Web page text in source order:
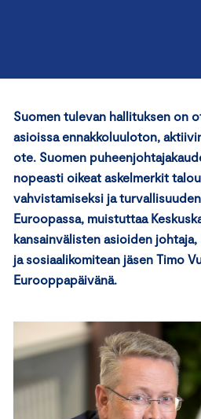
Suomen tulevan hallituksen on
asioissa ennakkoluuloton,
ote. Suomen
nopeasti oikeat askelmerkit
vahvistamiseksi ja
Euroopassa, muistuttaa
kansainvälisten asioiden
ja sosiaalikomitean jäsen Timo
Eurooppapäivänä.